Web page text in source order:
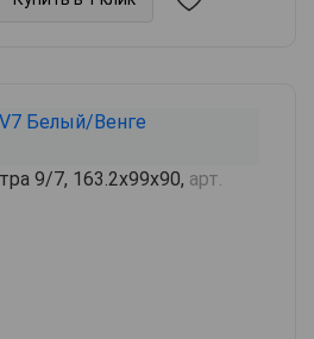
9/7, 163.2х99х90, арт.